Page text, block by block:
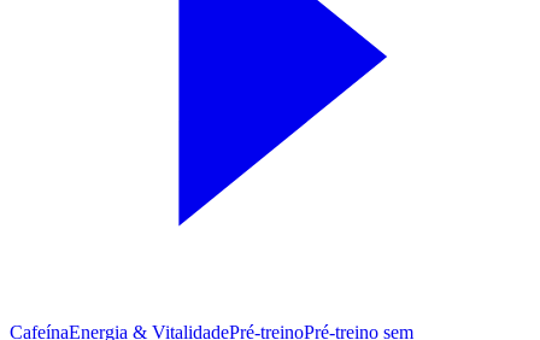
CafeínaEnergia & VitalidadePré-treinoPré‑treino sem